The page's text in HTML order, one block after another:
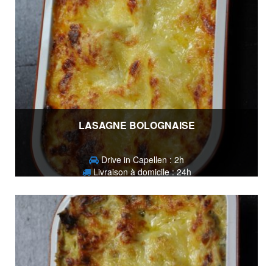
LASAGNE BOLOGNAISE
Drive in Capellen : 2h
Livraison à domicile : 24h
15,90€